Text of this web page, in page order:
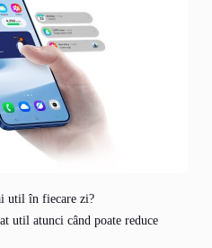
util în fiecare zi?
util atunci când poate reduce